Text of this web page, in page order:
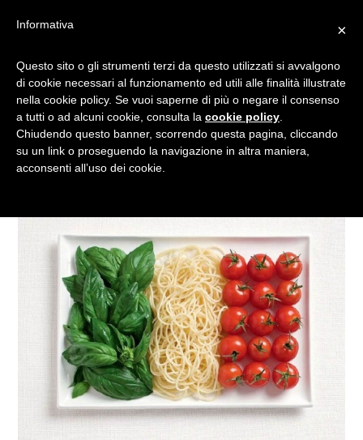
BANDIERE DI CIBO: COME
TI PROMUOVO UN
FESTIVAL CULINARIO
×
Informativa
Questo sito o gli strumenti terzi da questo utilizzati si avvalgono
di cookie necessari al funzionamento ed utili alle finalità illustrate
nella cookie policy. Se vuoi saperne di più o negare il consenso
a tutti o ad alcuni cookie, consulta la cookie policy
Chiudendo questo banner, scorrendo questa pagina, cliccando
su un link o proseguendo la navigazione in altra maniera,
acconsenti all’uso dei cookie.